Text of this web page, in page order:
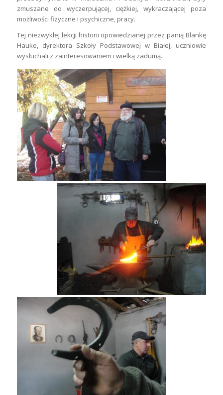
zmuszane do wyczerpującej, ciężkiej, wykraczającej poza
możliwości fizyczne i psychiczne, pracy.
Tej niezwykłej lekcji historii opowiedzianej przez panią Blankę
Hauke, dyrektora Szkoły Podstawowej w Białej, uczniowie
wysłuchali z zainteresowaniem i wielką zadumą.